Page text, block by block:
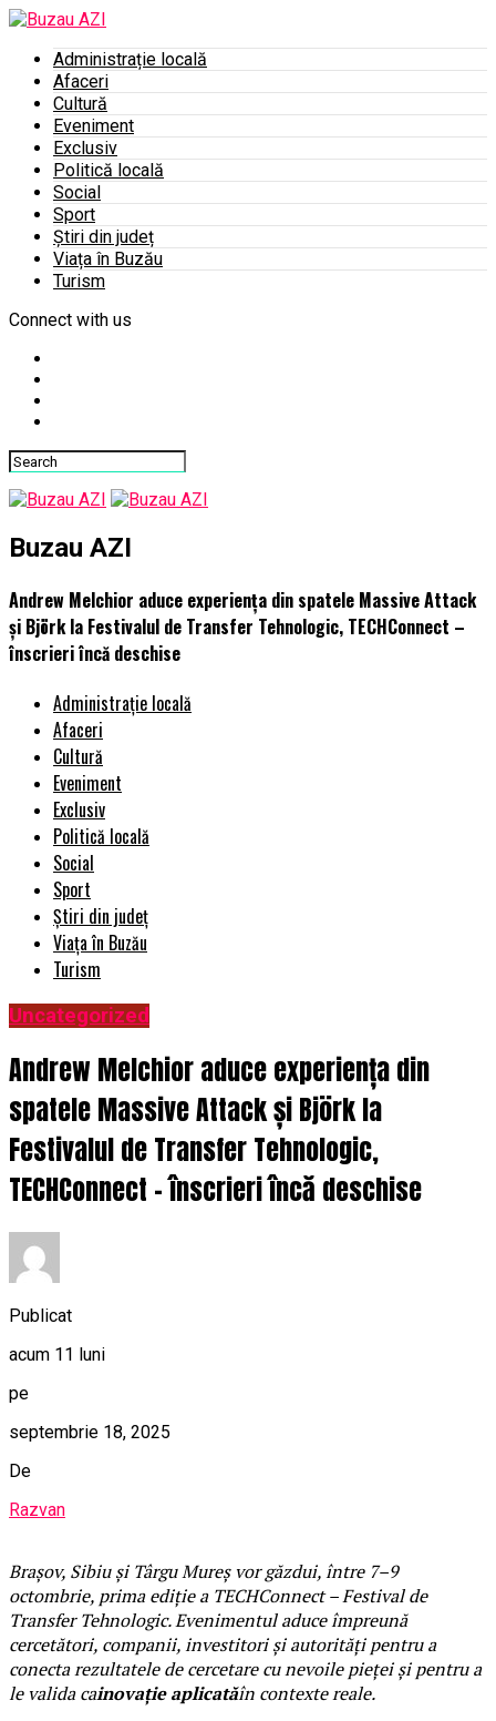
Administrație locală
Afaceri
Cultură
Eveniment
Exclusiv
Politică locală
Social
Sport
Știri din județ
Viața în Buzău
Turism
Connect with us
Buzau AZI
Andrew Melchior aduce experiența din spatele Massive Attack
și Björk la Festivalul de Transfer Tehnologic, TECHConnect –
înscrieri încă deschise
Administrație locală
Afaceri
Cultură
Eveniment
Exclusiv
Politică locală
Social
Sport
Știri din județ
Viața în Buzău
Turism
Uncategorized
Andrew Melchior aduce experiența din
spatele Massive Attack și Björk la
Festivalul de Transfer Tehnologic,
TECHConnect – înscrieri încă deschise
Publicat
acum 11 luni
pe
septembrie 18, 2025
De
Razvan
Brașov, Sibiu și Târgu Mureș vor găzdui, între 7–9
octombrie, prima ediție a TECHConnect – Festival de
Transfer Tehnologic. Evenimentul aduce împreună
cercetători, companii, investitori și autorități pentru a
conecta rezultatele de cercetare cu nevoile pieței și pentru a
le valida cainovație aplicatăîn contexte reale.